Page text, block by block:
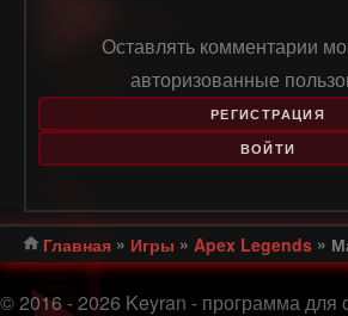
Оставлять комментарии
авторизованные
РЕГИСТРАЦИЯ
ВОЙТИ
Главная » Игры » Apex Legends »
© 2016 - 2026 Keyran - программа для